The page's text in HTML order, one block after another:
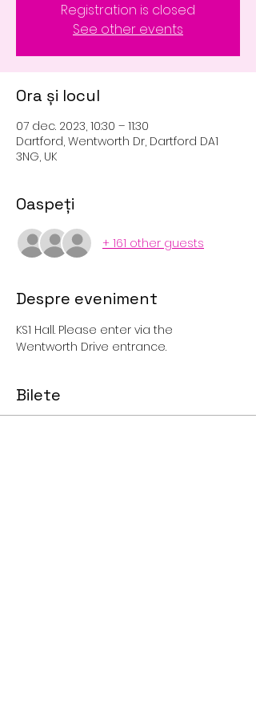
Registration is closed
See other events
Ora și locul
07 dec. 2023, 10:30 – 11:30
Dartford, Wentworth Dr, Dartford DA1
3NG, UK
Oaspeți
+ 161 other guests
Despre eveniment
KS1 Hall. Please enter via the
Wentworth Drive entrance.
Bilete